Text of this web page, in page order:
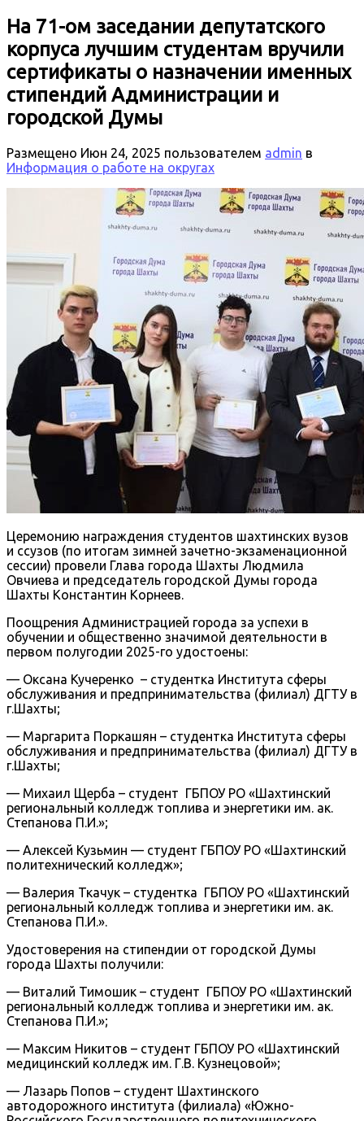
На 71-ом заседании депутатского
корпуса лучшим студентам вручили
сертификаты о назначении именных
стипендий Администрации и
городской Думы
Размещено Июн 24, 2025 пользователем admin в
Информация о работе на округах
Церемонию награждения студентов шахтинских вузов
и ссузов (по итогам зимней зачетно-экзаменационной
сессии) провели Глава города Шахты Людмила
Овчиева и председатель городской Думы города
Шахты Константин Корнеев.
Поощрения Администрацией города за успехи в
обучении и общественно значимой деятельности в
первом полугодии 2025-го удостоены:
— Оксана Кучеренко – студентка Института сферы
обслуживания и предпринимательства (филиал) ДГТУ в
г.Шахты;
— Маргарита Поркашян – студентка Института сферы
обслуживания и предпринимательства (филиал) ДГТУ в
г.Шахты;
— Михаил Щерба – студент ГБПОУ РО «Шахтинский
региональный колледж топлива и энергетики им. ак.
Степанова П.И.»;
— Алексей Кузьмин — студент ГБПОУ РО «Шахтинский
политехнический колледж»;
— Валерия Ткачук – студентка ГБПОУ РО «Шахтинский
региональный колледж топлива и энергетики им. ак.
Степанова П.И.».
Удостоверения на стипендии от городской Думы
города Шахты получили:
— Виталий Тимошик – студент ГБПОУ РО «Шахтинский
региональный колледж топлива и энергетики им. ак.
Степанова П.И.»;
— Максим Никитов – студент ГБПОУ РО «Шахтинский
медицинский колледж им. Г.В. Кузнецовой»;
— Лазарь Попов – студент Шахтинского
автодорожного института (филиала) «Южно-